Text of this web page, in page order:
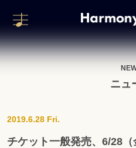
ニュ
2019.6.28 Fri.
チケット一般発売、6/28